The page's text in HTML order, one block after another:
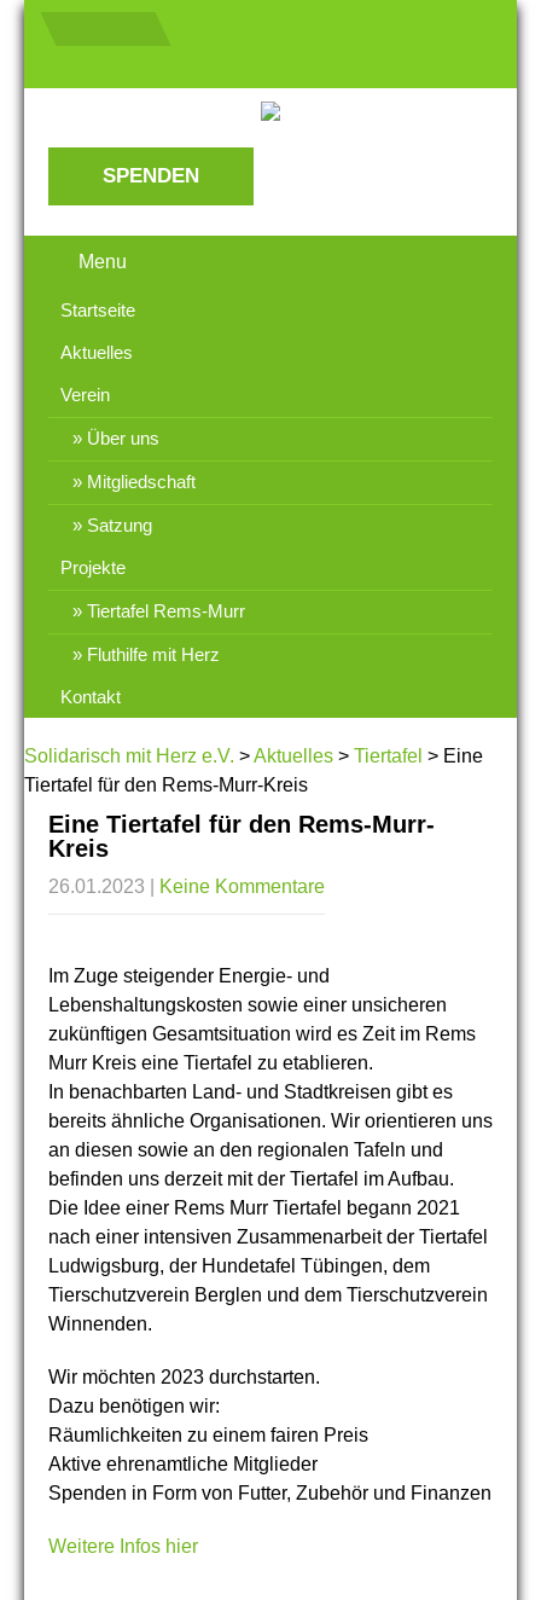
SPENDEN
Menu
Startseite
Aktuelles
Verein
Über uns
Mitgliedschaft
Satzung
Projekte
Tiertafel Rems-Murr
Fluthilfe mit Herz
Kontakt
Solidarisch mit Herz e.V. >Aktuelles > Tiertafel > Eine
Tiertafel für den Rems-Murr-Kreis
Eine Tiertafel für den Rems-Murr-
Kreis
26.01.2023 Keine Kommentare
Im Zuge steigender Energie- und
Lebenshaltungskosten sowie einer unsicheren
zukünftigen Gesamtsituation wird es Zeit im Rems
Murr Kreis eine Tiertafel zu etablieren.
In benachbarten Land- und Stadtkreisen gibt es
bereits ähnliche Organisationen. Wir orientieren uns
an diesen sowie an den regionalen Tafeln und
befinden uns derzeit mit der Tiertafel im Aufbau.
Die Idee einer Rems Murr Tiertafel begann 2021
nach einer intensiven Zusammenarbeit der Tiertafel
Ludwigsburg, der Hundetafel Tübingen, dem
Tierschutzverein Berglen und dem Tierschutzverein
Winnenden.
Wir möchten 2023 durchstarten.
Dazu benötigen wir:
Räumlichkeiten zu einem fairen Preis
Aktive ehrenamtliche Mitglieder
Spenden in Form von Futter, Zubehör und Finanzen
Weitere Infos hier